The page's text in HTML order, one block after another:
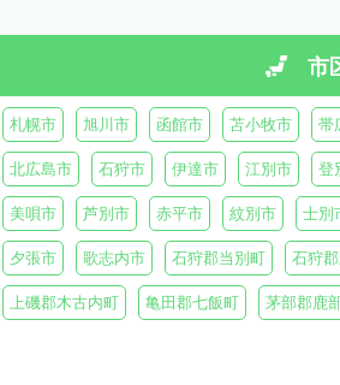
市
札幌市 旭川市 函館市 苫小牧市 帯
北広島市 石狩市 伊達市 江別市 登
美唄市 芦別市 赤平市 紋別市 士別
夕張市 歌志内市 石狩郡当別町 石狩
上磯郡木古内町 亀田郡七飯町 茅部郡鹿